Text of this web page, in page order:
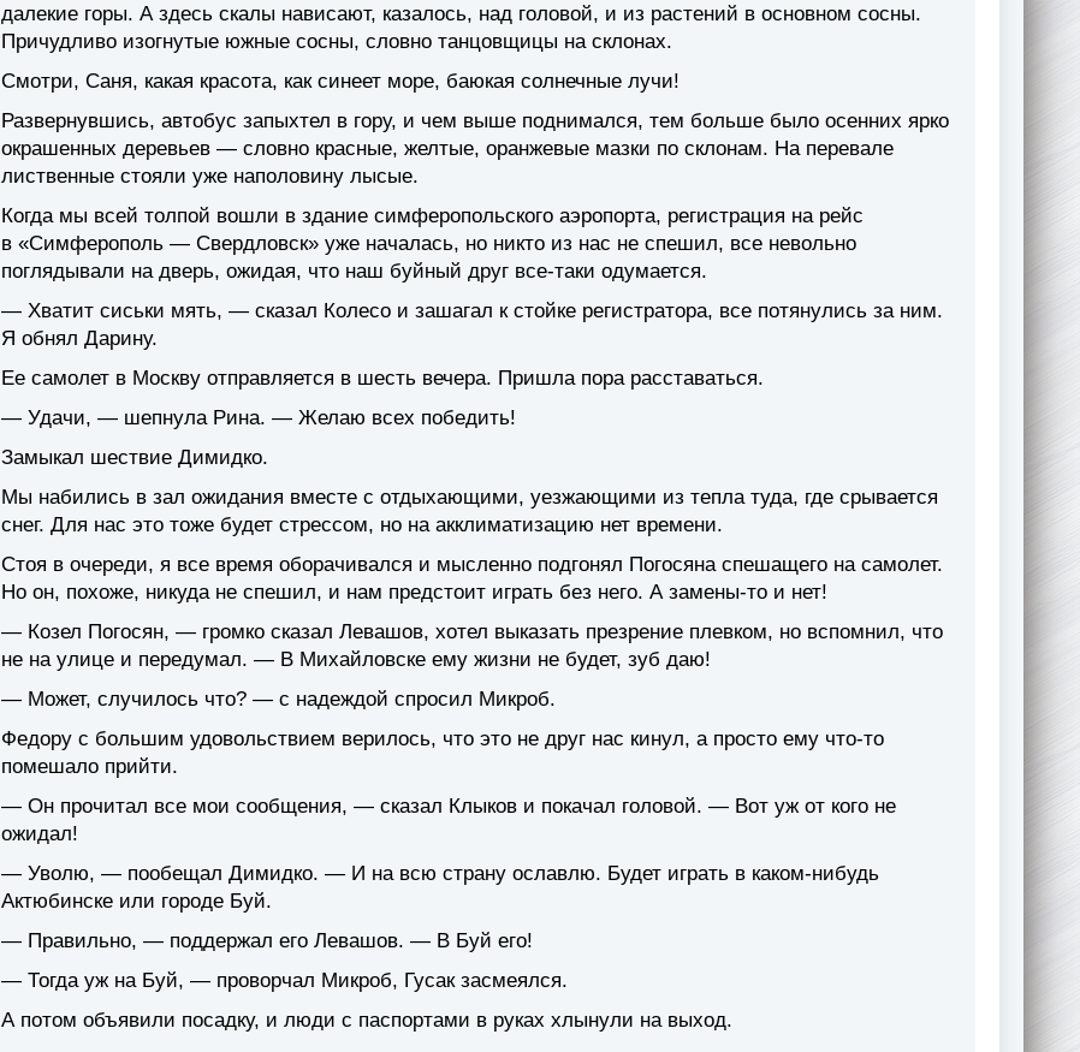
далекие горы. А здесь скалы нависают, казалось, над головой, и из растений в основном сосны.
Причудливо изогнутые южные сосны, словно танцовщицы на склонах.
Смотри, Саня, какая красота, как синеет море, баюкая солнечные лучи!
Развернувшись, автобус запыхтел в гору, и чем выше поднимался, тем больше было осенних ярко
окрашенных деревьев — словно красные, желтые, оранжевые мазки по склонам. На перевале
лиственные стояли уже наполовину лысые.
Когда мы всей толпой вошли в здание симферопольского аэропорта, регистрация на рейс
в «Симферополь — Свердловск» уже началась, но никто из нас не спешил, все невольно
поглядывали на дверь, ожидая, что наш буйный друг все-таки одумается.
— Хватит сиськи мять, — сказал Колесо и зашагал к стойке регистратора, все потянулись за ним.
Я обнял Дарину.
Ее самолет в Москву отправляется в шесть вечера. Пришла пора расставаться.
— Удачи, — шепнула Рина. — Желаю всех победить!
Замыкал шествие Димидко.
Мы набились в зал ожидания вместе с отдыхающими, уезжающими из тепла туда, где срывается
снег. Для нас это тоже будет стрессом, но на акклиматизацию нет времени.
Стоя в очереди, я все время оборачивался и мысленно подгонял Погосяна спешащего на самолет.
Но он, похоже, никуда не спешил, и нам предстоит играть без него. А замены-то и нет!
— Козел Погосян, — громко сказал Левашов, хотел выказать презрение плевком, но вспомнил, что
не на улице и передумал. — В Михайловске ему жизни не будет, зуб даю!
— Может, случилось что? — с надеждой спросил Микроб.
Федору с большим удовольствием верилось, что это не друг нас кинул, а просто ему что-то
помешало прийти.
— Он прочитал все мои сообщения, — сказал Клыков и покачал головой. — Вот уж от кого не
ожидал!
— Уволю, — пообещал Димидко. — И на всю страну ославлю. Будет играть в каком-нибудь
Актюбинске или городе Буй.
— Правильно, — поддержал его Левашов. — В Буй его!
— Тогда уж на Буй, — проворчал Микроб, Гусак засмеялся.
А потом объявили посадку, и люди с паспортами в руках хлынули на выход.